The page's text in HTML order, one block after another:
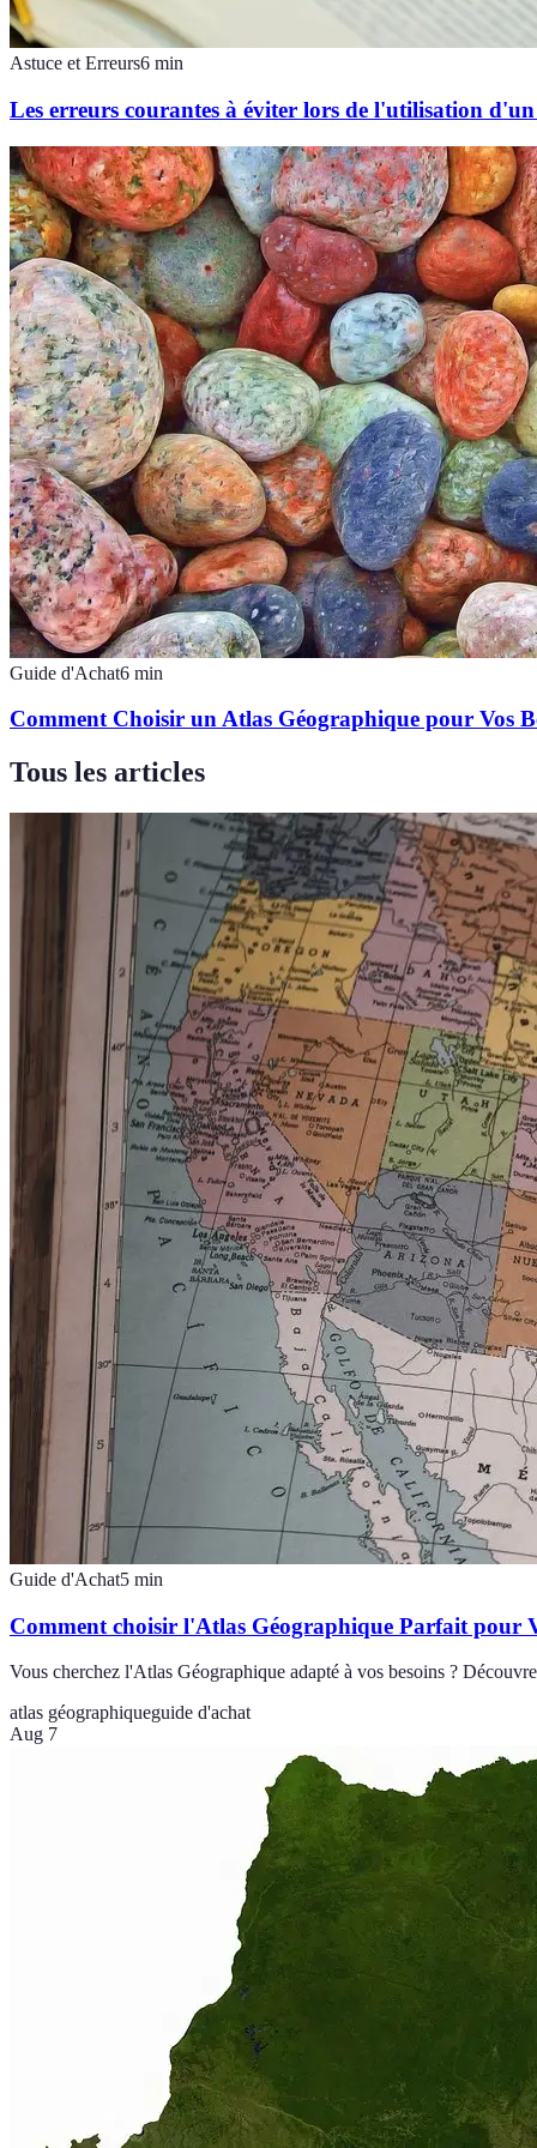
Astuce et Erreurs6 min
Les erreurs courantes à éviter lors de l'utilisation
Guide d'Achat6 min
Comment Choisir un Atlas Géographique pour Vos
Tous les articles
Guide d'Achat5 min
Comment choisir l'Atlas Géographique Parfait pour
Vous cherchez l'Atlas Géographique adapté à vos besoins ?
atlas géographiqueguide d'achat
Aug 7